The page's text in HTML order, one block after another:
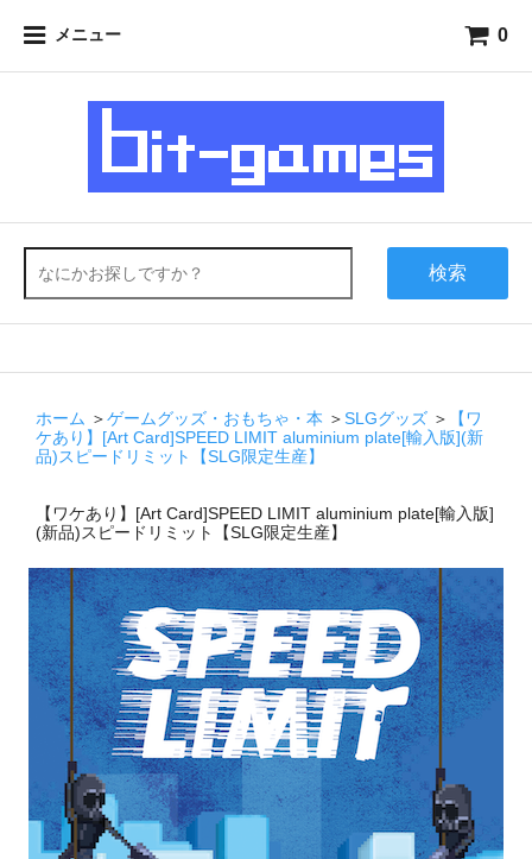
メニュー 0
検索
ホーム ＞ゲームグッズ・おもちゃ・本 ＞SLGグッズ ＞
【ワ
ケあり】[Art Card]SPEED LIMIT aluminium plate[輸入版](新
品)スピードリミット【SLG限定生産】
【ワケあり】[Art Card]SPEED LIMIT aluminium plate[輸入版]
(新品)スピードリミット【SLG限定生産】